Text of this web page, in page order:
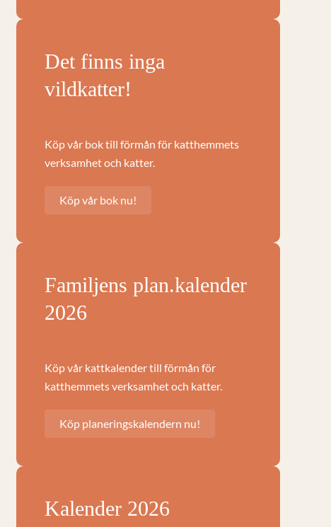
Det finns inga
vildkatter!
Köp vår bok till förmån för katthemmets
verksamhet och katter.
Köp vår bok nu!
Familjens plan.kalender
2026
Köp vår kattkalender till förmån för
katthemmets verksamhet och katter.
Köp planeringskalendern nu!
Kalender 2026